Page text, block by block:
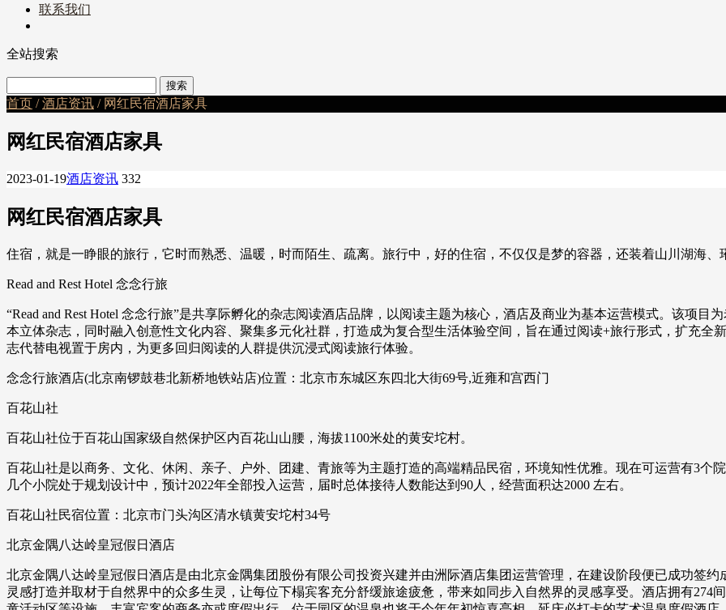
联系我们
全站搜索
首页 /酒店资讯 / 网红民宿酒店家具
网红民宿酒店家具
2023-01-19酒店资讯 332
网红民宿酒店家具
住宿，就是一睁眼的旅行，它时而熟悉、温暖，时而陌生、疏离。旅行中，好的住宿，不仅仅是梦的容器，还装着山川湖海、
Read and Rest Hotel 念念行旅
“Read and Rest Hotel 念念行旅”是共享际孵化的杂志阅读酒店品牌，以阅读主题为核心，酒店及商业为基本运营模式。该项
本立体杂志，同时融入创意性文化内容、聚集多元化社群，打造成为复合型生活体验空间，旨在通过阅读+旅行形式，扩充全
志代替电视置于房内，为更多回归阅读的人群提供沉浸式阅读旅行体验。
念念行旅酒店(北京南锣鼓巷北新桥地铁站店)位置：北京市东城区东四北大街69号,近雍和宫西门
百花山社
百花山社位于百花山国家级自然保护区内百花山山腰，海拔1100米处的黄安坨村。
百花山社是以商务、文化、休闲、亲子、户外、团建、青旅等为主题打造的高端精品民宿，环境知性优雅。现在可运营有3个
几个小院处于规划设计中，预计2022年全部投入运营，届时总体接待人数能达到90人，经营面积达2000 左右。
百花山社民宿位置：北京市门头沟区清水镇黄安坨村34号
北京金隅八达岭皇冠假日酒店
北京金隅八达岭皇冠假日酒店是由北京金隅集团股份有限公司投资兴建并由洲际酒店集团运营管理，在建设阶段便已成功签
灵感打造并取材于自然界中的众多生灵，让每位下榻宾客充分舒缓旅途疲惫，带来如同步入自然界的灵感享受。酒店拥有274